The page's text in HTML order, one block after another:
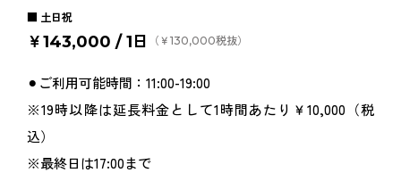
土日祝
￥143,000 / 1日 （￥130,000税抜）
⚫︎ご利用可能時間：11:00-19:00
※19時以降は延長料金として1時間あたり￥10,000（税
込）
※最終日は17:00まで